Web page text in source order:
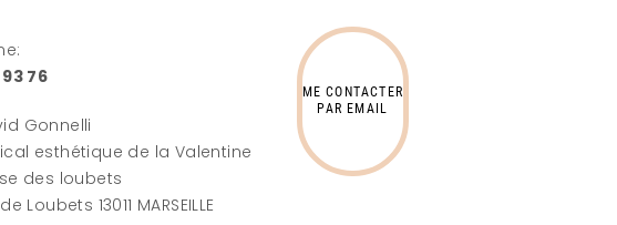
93 76
Gonnelli
esthétique de la Valentine
des loubets
Loubets 13011 MARSEILLE
ME CONTACTER
PAR EMAIL